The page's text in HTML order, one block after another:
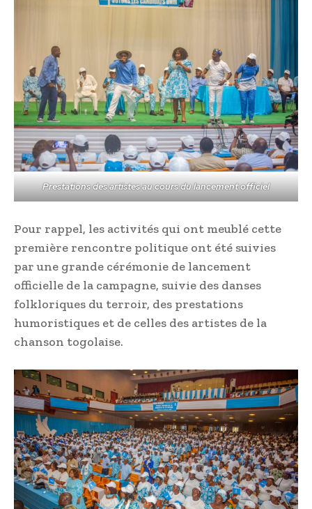
Prestations des artistes au cours du lancement officiel
Pour rappel, les activités qui ont meublé cette
première rencontre politique ont été suivies
par une grande cérémonie de lancement
officielle de la campagne, suivie des danses
folkloriques du terroir, des prestations
humoristiques et de celles des artistes de la
chanson togolaise.